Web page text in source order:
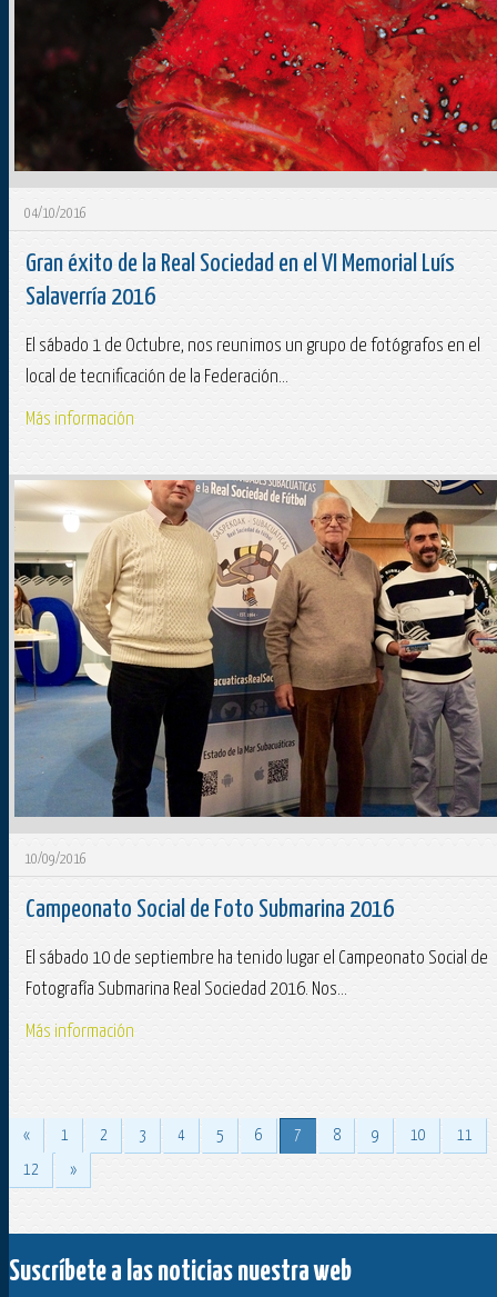
04/10/2016
Gran éxito de la Real Sociedad en el VI Memorial Luís
Salaverría 2016
El sábado 1 de Octubre, nos reunimos un grupo de fotógrafos en el
local de tecnificación de la Federación...
Más información
10/09/2016
Campeonato Social de Foto Submarina 2016
El sábado 10 de septiembre ha tenido lugar el Campeonato Social de
Fotografía Submarina Real Sociedad 2016. Nos...
Más información
« 1 2 3 4 5 6 7 8 9 10 11
12 »
Suscríbete a las noticias nuestra web